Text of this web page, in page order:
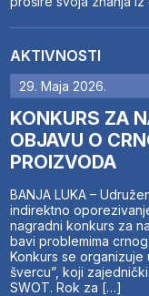
AKTIVNOSTI
29. Maja 2026.
KONKURS ZA
OBJAVU O
PROIZVODA
BANJA LUKA –
indirektno
nagradni konkurs za
bavi problemima
Konkurs se organizuje
švercu”, koji
SWOT. Rok za […]